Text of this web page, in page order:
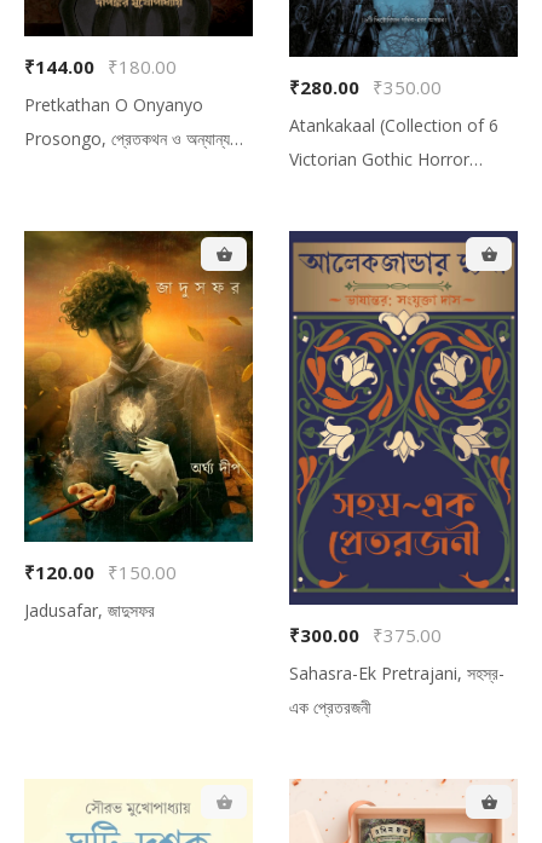
₹144.00 ₹180.00
Pretkathan O Onyanyo
Prosongo, প্রেতকথন ও অন্যান্য
₹280.00 ₹350.00
Atankakaal (Collection of 6
Victorian Gothic Horror
ভিক্টোরিয়ান গথিক-হরর আখ্যান)
₹120.00 ₹150.00
Jadusafar, জাদুসফর
₹300.00 ₹375.00
Sahasra-Ek Pretrajani, সহস্র-
এক প্রেতরজনী